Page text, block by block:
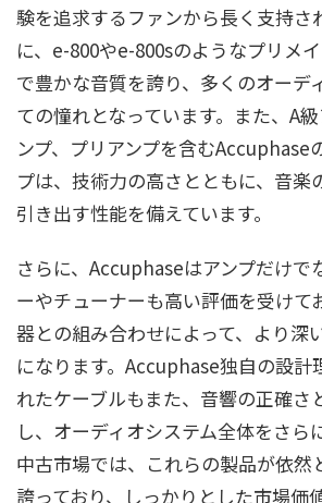
DP-500
DP-510 DP-700
E-202
E-210 E-210A E-211
E-250
E-270
E-280
E-301
E-302 E-303X E-305
E-306V
E-308
E-405
E-406V E-407 E-408
E-530
E-550 E-560
E-600
F-15
F-15L
F-25
G-18
験を追求するファンから長く支持さ
に、e-800やe-800sのようなプリメ
で豊かな音質を誇り、多くのオーデ
ての憧れとなっています。また、A
ンプ、プリアンプを含むAccuphase
プは、技術力の高さとともに、音楽
引き出す性能を備えています。
さらに、Accuphaseはアンプだけで
ーやチューナーも高い評価を受けて
器との組み合わせによって、より深
になります。Accuphase独自の設計
れたケーブルもまた、音響の正確さ
し、オーディオシステム全体をさら
中古市場では、これらの製品が依然
誇っており、しっかりとした市場価